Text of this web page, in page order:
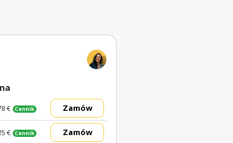
€ Cennik Zamów
€ Cennik Zamów